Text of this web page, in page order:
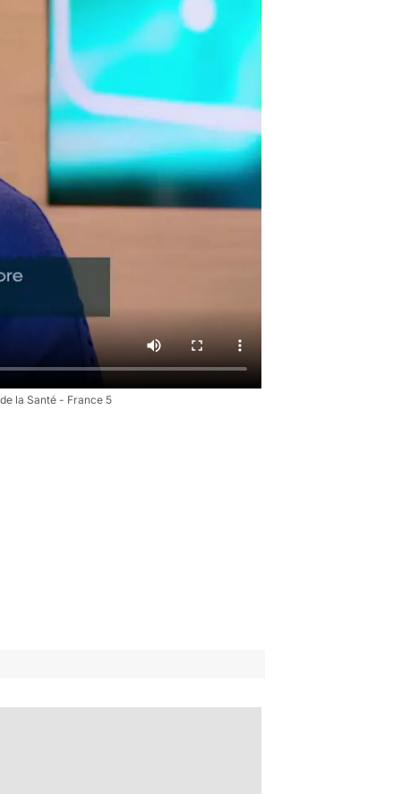
la Santé - France 5